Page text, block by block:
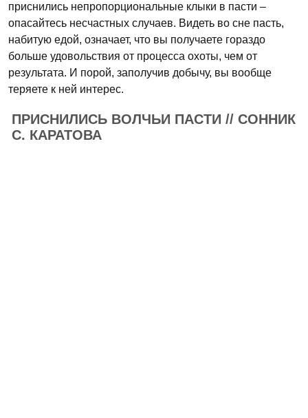
приснились непропорциональные клыки в пасти –
опасайтесь несчастных случаев. Видеть во сне пасть,
набитую едой, означает, что вы получаете гораздо
больше удовольствия от процесса охоты, чем от
результата. И порой, заполучив добычу, вы вообще
теряете к ней интерес.
ПРИСНИЛИСЬ ВОЛЧЬИ ПАСТИ // СОННИК
С. КАРАТОВА